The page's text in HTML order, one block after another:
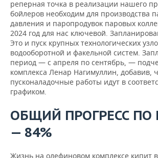
реперная точка в реализации нашего
бойлеров необходим для производства
давления и паропродувок паровых
2024 год для нас ключевой.
Это и пуск крупных технологических
водооборотной и факельной систем.
период — с апреля по сентябрь, —
комплекса Ленар Нагимуллин, добавив,
пусконаладочные работы идут в
графиком.
ОБЩИЙ ПРОГРЕСС ПО
— 84%
Жизнь на олефиновом комплексе кипит